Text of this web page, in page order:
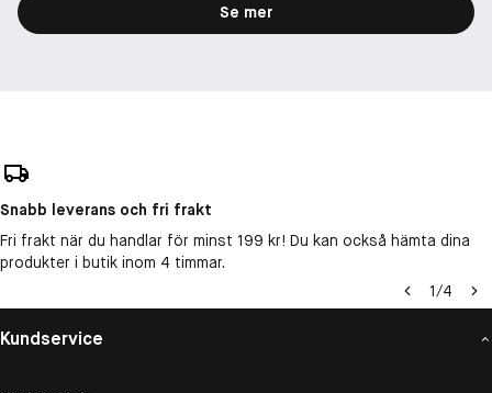
Se mer
Snabb leverans och fri frakt
Fri frakt när du handlar för minst 199 kr! Du kan också hämta dina
produkter i butik inom 4 timmar.
1/4
Kundservice